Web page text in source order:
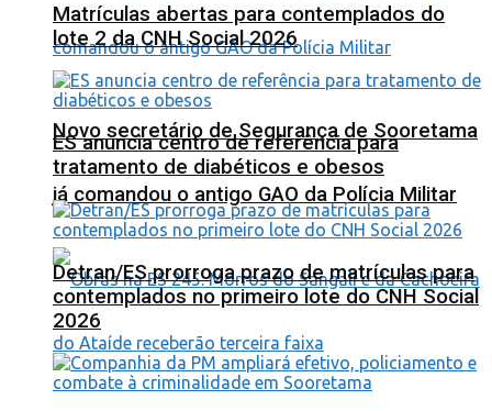
Novo secretário de Segurança de Sooretama
já comandou o antigo GAO da Polícia Militar
Matrículas abertas para contemplados do
lote 2 da CNH Social 2026
ES anuncia centro de referência para
tratamento de diabéticos e obesos
Detran/ES prorroga prazo de matrículas para
contemplados no primeiro lote do CNH Social
2026